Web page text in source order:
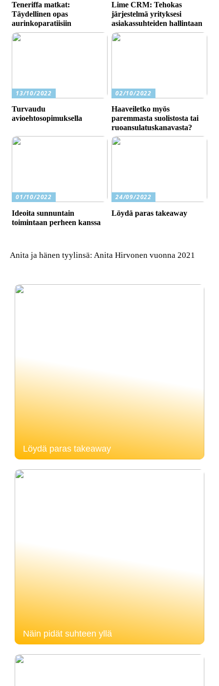
Teneriffa matkat:
Täydellinen opas
aurinkoparatiisiin
Lime CRM: Tehokas
järjestelmä yrityksesi
asiakassuhteiden hallintaan
13/10/2022
Turvaudu
avioehtosopimuksella
02/10/2022
Haaveiletko myös
paremmasta suolistosta tai
ruoansulatuskanavasta?
01/10/2022
Ideoita sunnuntain
toimintaan perheen kanssa
24/09/2022
Löydä paras takeaway
Anita ja hänen tyylinsä: Anita Hirvonen vuonna 2021
Löydä paras takeaway
Näin pidät suhteen yllä